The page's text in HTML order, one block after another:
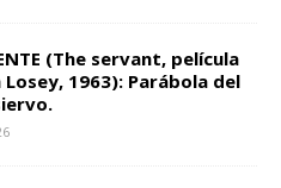
(The servant, película
Losey, 1963): Parábola del